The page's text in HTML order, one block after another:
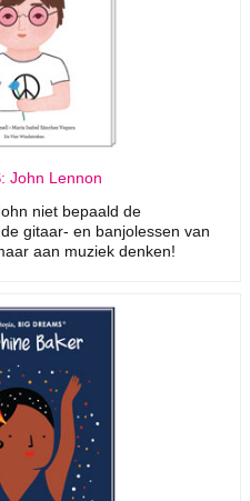
John Lennon
niet bepaald de
gitaar- en banjolessen van
aan muziek denken!